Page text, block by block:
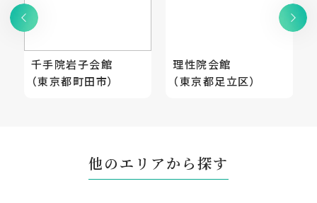
千手院岩子会館
（東京都町田市）
理性院会館
（東京都足立区）
他のエリアから探す